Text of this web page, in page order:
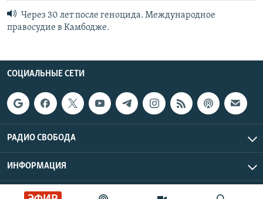
Через 30 лет после геноцида. Международное
правосудие в Камбодже.
СОЦИАЛЬНЫЕ СЕТИ
РАДИО СВОБОДА
ИНФОРМАЦИЯ
Радио Свобода © 2026 RFE/RL, Inc. | Все права защищены.